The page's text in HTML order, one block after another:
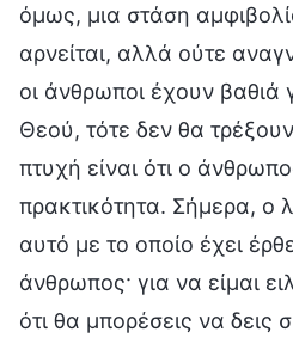
όμως, μια στάση
αρνείται, αλλά ούτε
οι άνθρωποι έχουν βαθιά
Θεού, τότε δεν θα
πτυχή είναι ότι ο
πρακτικότητα. Σήμερα, ο
αυτό με το οποίο έχει
άνθρωπος· για να είμαι
ότι θα μπορέσεις να δεις